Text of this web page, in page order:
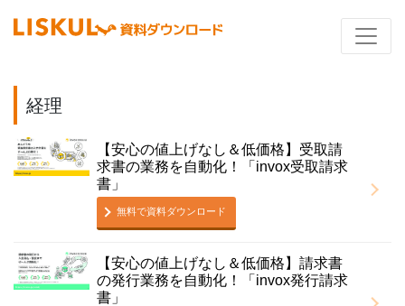
経理
【安心の値上げなし＆低価格】受取請
求書の業務を自動化！「invox受取請求
書」
無料で資料ダウンロード
【安心の値上げなし＆低価格】請求書
の発行業務を自動化！「invox発行請求
書」